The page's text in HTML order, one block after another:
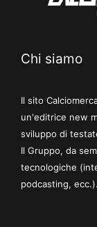
Chi siamo
Il sito
un'editrice new
sviluppo di
Il Gruppo, da
tecnologiche
podcasting, ecc.).